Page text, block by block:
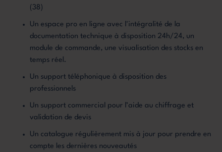
(38)
Un espace pro en ligne avec l'intégralité de la
documentation technique à disposition 24h/24, un
module de commande, une visualisation des stocks en
temps réel.
Un support téléphonique à disposition des
professionnels
Un support commercial pour l’aide au chiffrage et
validation de devis
Un catalogue régulièrement mis à jour pour prendre en
compte les dernières nouveautés